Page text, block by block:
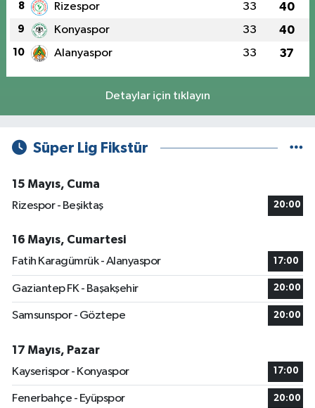
8 Rizespor 33 40
9 Konyaspor 33 40
10 Alanyaspor 33 37
Detaylar için tıklayın
Süper Lig Fikstür
15 Mayıs, Cuma
Rizespor - Beşiktaş
20:00
16 Mayıs, Cumartesi
Fatih Karagümrük - Alanyaspor
17:00
Gaziantep FK - Başakşehir 20:00
Samsunspor - Göztepe 20:00
17 Mayıs, Pazar
Kayserispor - Konyaspor
17:00
Fenerbahçe - Eyüpspor 20:00